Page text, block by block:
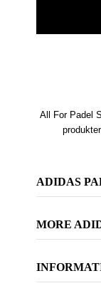
All For Padel
ADIDAS
MORE